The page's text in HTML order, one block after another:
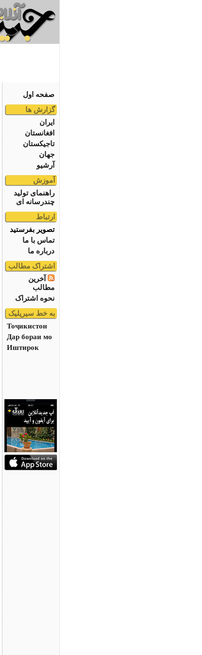
صفحه اول
گزارش ها
ایران
افغانستان
تاجیکستان
جهان
آرشیو
آموزش
راهنمای تولید
چندرسانه ای
ارتباط
تصویر بفرستید
تماس با ما
درباره ما
اشتراک مطالب
آخرین
مطالب
نحوه اشتراک
به خط سیریلیک
Тоҷикистон
Дар бораи мо
Иштирок